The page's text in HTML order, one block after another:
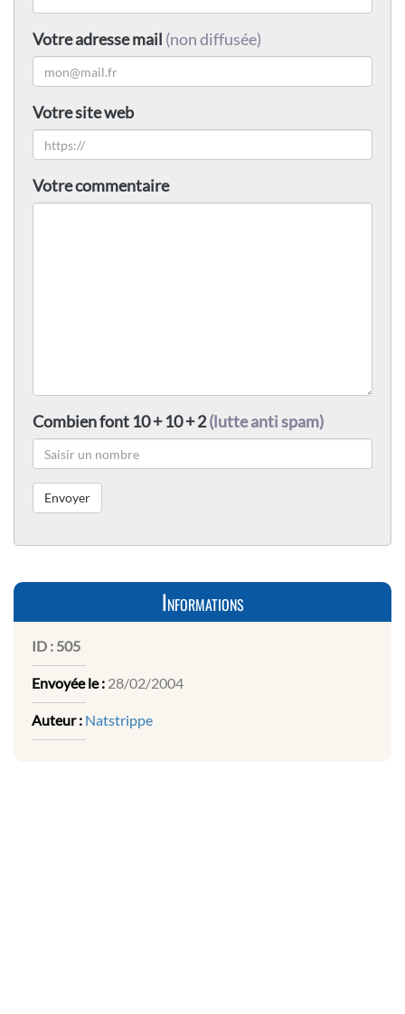
Votre adresse mail (non diffusée)
Votre site web
Votre commentaire
Combien font 10 + 10 + 2(lutte anti spam)
Informations
ID : 505
Envoyée le : 28/02/2004
Auteur : Natstrippe